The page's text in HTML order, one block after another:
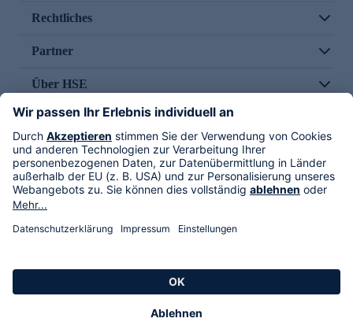
Rechtliches
Partner
Über HSE
Im TV
HSE International